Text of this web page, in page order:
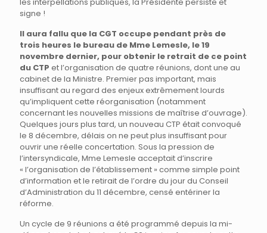
signe !
Il aura fallu que la CGT occupe pendant près de
trois heures le bureau de Mme Lemesle, le 19
novembre dernier, pour obtenir le retrait de ce point
du CTP et l’organisation de quatre réunions, dont une au
cabinet de la Ministre. Premier pas important, mais
insuffisant au regard des enjeux extrêmement lourds
qu’impliquent cette réorganisation (notamment
concernant les nouvelles missions de maîtrise d’ouvrage).
Quelques jours plus tard, un nouveau CTP était convoqué
le 8 décembre, délais on ne peut plus insuffisant pour
ouvrir une réelle concertation. Sous la pression de
l’intersyndicale, Mme Lemesle acceptait d’inscrire
« l’organisation de l’établissement » comme simple point
d’information et le retirait de l’ordre du jour du Conseil
d’Administration du 11 décembre, censé entériner la
réforme.
Un cycle de 9 réunions a été programmé depuis la mi-